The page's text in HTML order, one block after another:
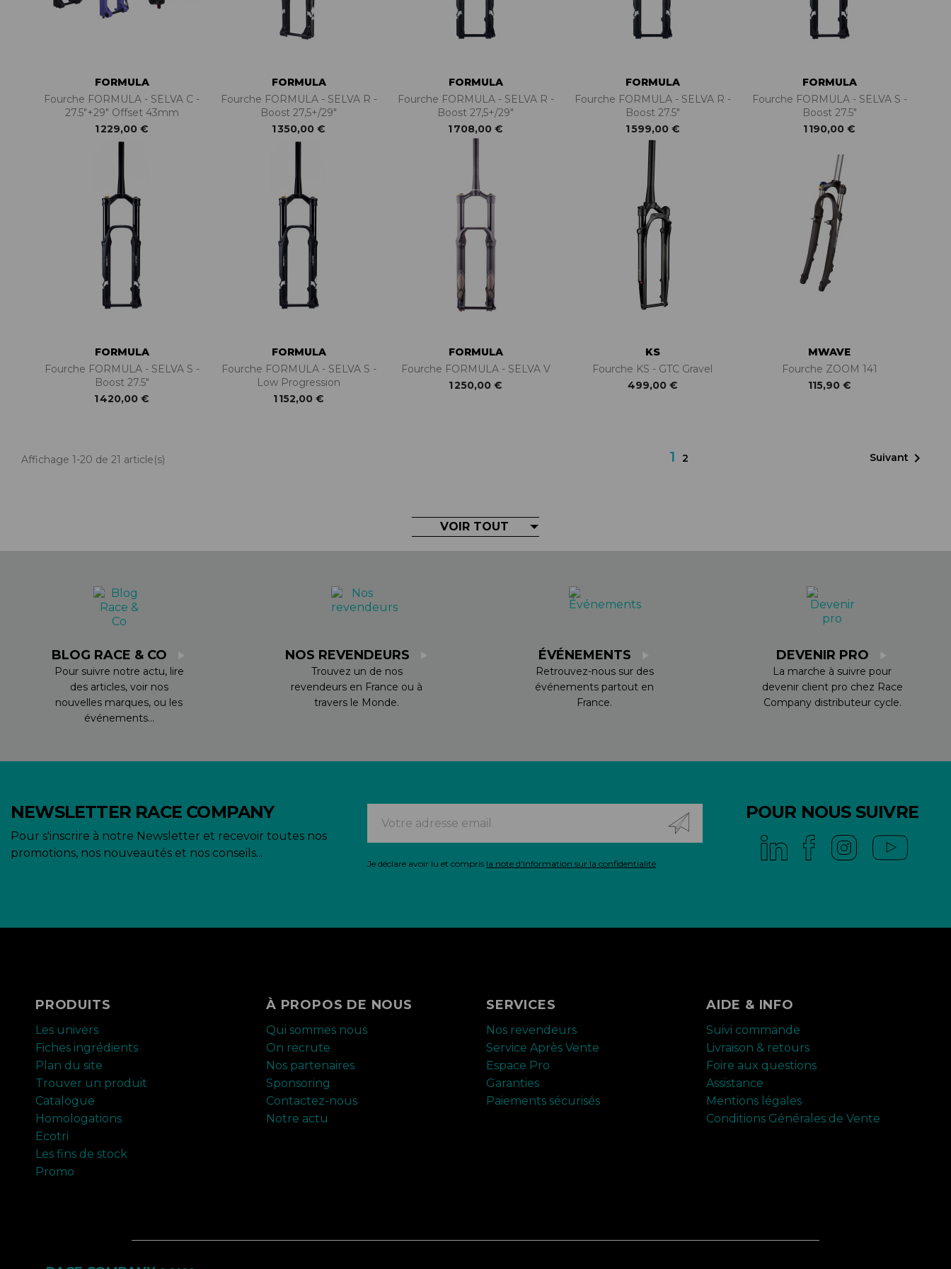
FORMULA
Fourche FORMULA - SELVA C -
27.5"+29" Offset 43mm
1 229,00 €
FORMULA
Fourche FORMULA - SELVA R -
Boost 27,5+/29"
1 350,00 €
FORMULA
Fourche FORMULA - SELVA R -
Boost 27,5+/29"
1 708,00 €
FORMULA
Fourche FORMULA - SELVA R -
Boost 27.5"
1 599,00 €
FORMULA
Fourche FORMULA - SELVA S -
Boost 27.5"
1 190,00 €
FORMULA
Fourche FORMULA - SELVA S -
Boost 27.5"
1 420,00 €
FORMULA
Fourche FORMULA - SELVA S -
Low Progression
1 152,00 €
FORMULA
Fourche FORMULA - SELVA V
1 250,00 €
KS
Fourche KS - GTC Gravel
499,00 €
MWAVE
Fourche ZOOM 141
115,90 €
Affichage 1-20 de 21 article(s) 1 2 Suivant 
VOIR TOUT
BLOG RACE & CO
Pour suivre notre actu, lire
des articles, voir nos
nouvelles marques, ou les
événements...
NOS REVENDEURS
Trouvez un de nos
revendeurs en France ou à
travers le Monde.
ÉVÉNEMENTS
Retrouvez-nous sur des
événements partout en
France.
DEVENIR PRO
La marche à suivre pour
devenir client pro chez Race
Company distributeur cycle.
NEWSLETTER RACE COMPANY
Pour s'inscrire à notre Newsletter et recevoir toutes nos
promotions, nos nouveautés et nos conseils...
Je déclare avoir lu et compris la note d'information sur la confidentialité
POUR NOUS SUIVRE
PRODUITS
Les univers
Fiches ingrédients
Plan du site
Trouver un produit
Catalogue
Homologations
Ecotri
Les fins de stock
Promo
À PROPOS DE NOUS
Qui sommes nous
On recrute
Nos partenaires
Sponsoring
Contactez-nous
Notre actu
SERVICES
Nos revendeurs
Service Après Vente
Espace Pro
Garanties
Paiements sécurisés
AIDE & INFO
Suivi commande
Livraison & retours
Foire aux questions
Assistance
Mentions légales
Conditions Générales de Vente